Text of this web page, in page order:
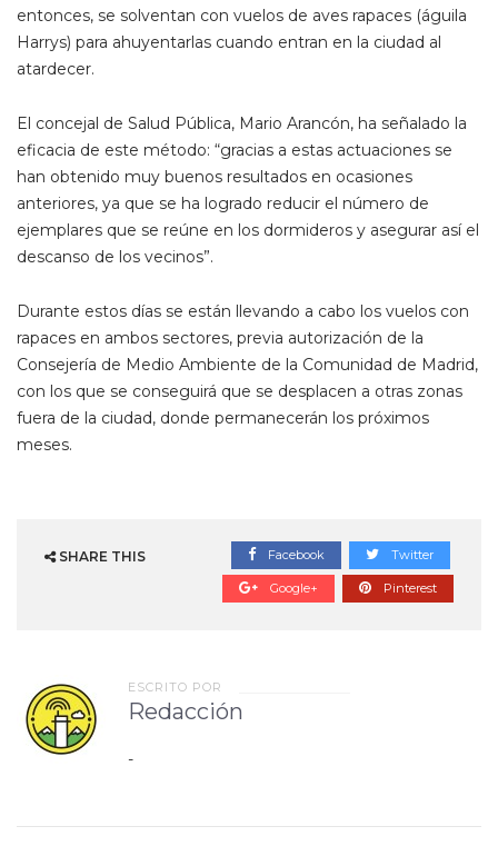
entonces, se solventan con vuelos de aves rapaces (águila
Harrys) para ahuyentarlas cuando entran en la ciudad al
atardecer.
El concejal de Salud Pública, Mario Arancón, ha señalado la
eficacia de este método: “gracias a estas actuaciones se
han obtenido muy buenos resultados en ocasiones
anteriores, ya que se ha logrado reducir el número de
ejemplares que se reúne en los dormideros y asegurar así el
descanso de los vecinos”.
Durante estos días se están llevando a cabo los vuelos con
rapaces en ambos sectores, previa autorización de la
Consejería de Medio Ambiente de la Comunidad de Madrid,
con los que se conseguirá que se desplacen a otras zonas
fuera de la ciudad, donde permanecerán los próximos
meses.
SHARE THIS Facebook Twitter
Google+ Pinterest
ESCRITO POR
Redacción
-